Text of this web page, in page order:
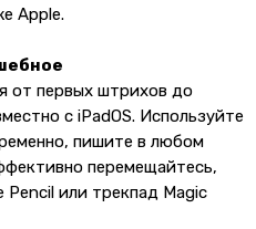
Apple.
от первых штрихов до
с iPadOS. Используйте
пишите в любом
перемещайтесь,
Pencil или трекпад Magic